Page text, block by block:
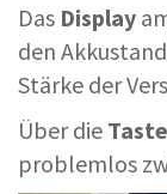
Das Display
den
Stärke der
Über die
problemlos